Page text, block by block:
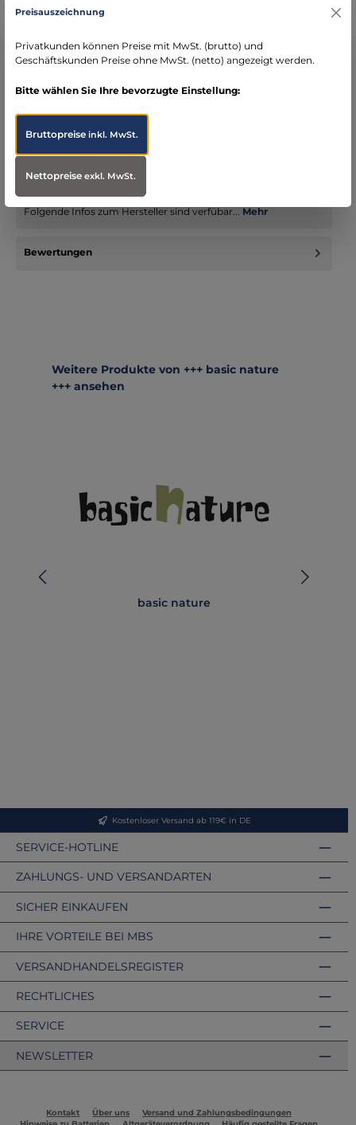
Das Rettungsmesser Emergency hat eine halbseitig gezahnte
Klinge aus 420er Edelstahl mit Titanbeschichtung. Für
Folgende Infos zum Hersteller sind verfübar...Mehr
Bewertungen
Produktgalerie überspringen
Weitere Produkte von +++ basic nature
+++ ansehen
basic nature
Kostenloser Versand ab 119€ in DE
SERVICE-HOTLINE
ZAHLUNGS- UND VERSANDARTEN
VERSANDHANDELSREGISTER
SICHER EINKAUFEN
IHRE VORTEILE BEI MBS
RECHTLICHES
SERVICE
NEWSLETTER
Kontakt Über uns
Versand und Zahlungsbedingungen
Preisauszeichnung
Privatkunden können Preise mit MwSt. (brutto) und
Geschäftskunden Preise ohne MwSt. (netto) angezeigt werden.
Bitte wählen Sie Ihre bevorzugte Einstellung:
Bruttopreiseinkl. MwSt.
Nettopreiseexkl. MwSt.